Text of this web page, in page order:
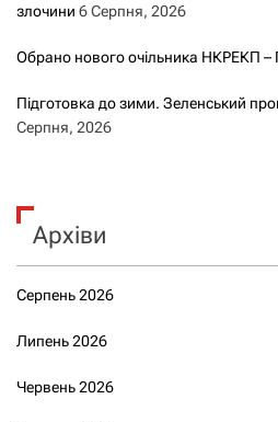
злочини 6 Серпня, 2026
Обрано нового очільника НКРЕКП –
Підготовка до зими. Зеленський
Серпня, 2026
Архіви
Серпень 2026
Липень 2026
Червень 2026